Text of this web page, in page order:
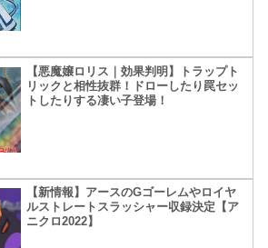
【悪魔嬢ロリス｜効果判明】トラップト
リックと相性抜群！ドローしたり罠セッ
トしたりする凄い子登場！
【新情報】アースのGゴーレムやロイヤ
ルストレートスラッシャー収録決定【ア
ニクロ2022】